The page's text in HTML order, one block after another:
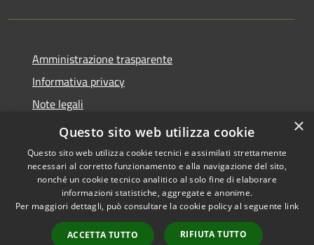
Amministrazione trasparente
Informativa privacy
Note legali
Dichiarazione di accessibilità
Accessibilità
Copyright © 2026 • Comune di
Grottaglie • Powered by
Municipium•
Accesso
×
Questo sito web utilizza cookie
Questo sito web utilizza cookie tecnici e assimilati strettamente
necessari al corretto funzionamento e alla navigazione del sito,
nonché un cookie tecnico analitico al solo fine di elaborare
informazioni statistiche, aggregate e anonime.
Per maggiori dettagli, può consultare la cookie policy al seguente link
ACCETTA TUTTO RIFIUTA TUTTO